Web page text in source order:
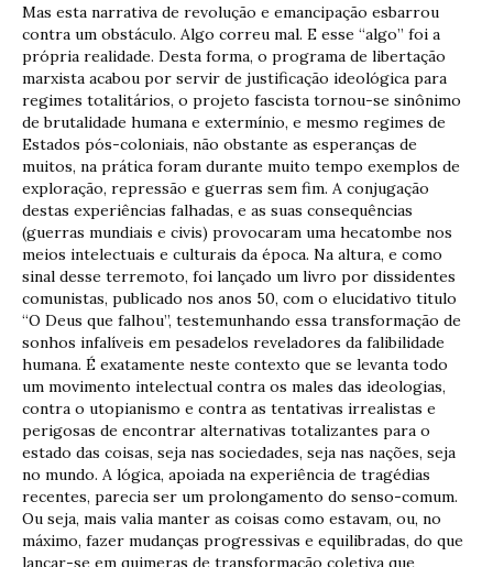
Mas esta narrativa de revolução e emancipação esbarrou
contra um obstáculo. Algo correu mal. E esse “algo” foi a
própria realidade. Desta forma, o programa de libertação
marxista acabou por servir de justificação ideológica para
regimes totalitários, o projeto fascista tornou-se sinônimo
de brutalidade humana e extermínio, e mesmo regimes de
Estados pós-coloniais, não obstante as esperanças de
muitos, na prática foram durante muito tempo exemplos de
exploração, repressão e guerras sem fim. A conjugação
destas experiências falhadas, e as suas consequências
(guerras mundiais e civis) provocaram uma hecatombe nos
meios intelectuais e culturais da época. Na altura, e como
sinal desse terremoto, foi lançado um livro por dissidentes
comunistas, publicado nos anos 50, com o elucidativo titulo
“O Deus que falhou”, testemunhando essa transformação de
sonhos infalíveis em pesadelos reveladores da falibilidade
humana. É exatamente neste contexto que se levanta todo
um movimento intelectual contra os males das ideologias,
contra o utopianismo e contra as tentativas irrealistas e
perigosas de encontrar alternativas totalizantes para o
estado das coisas, seja nas sociedades, seja nas nações, seja
no mundo. A lógica, apoiada na experiência de tragédias
recentes, parecia ser um prolongamento do senso-comum.
Ou seja, mais valia manter as coisas como estavam, ou, no
máximo, fazer mudanças progressivas e equilibradas, do que
lançar-se em quimeras de transformação coletiva que